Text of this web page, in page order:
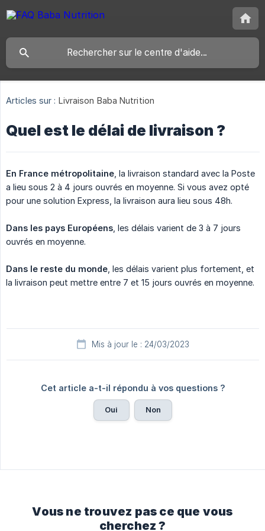
Articles sur : Livraison Baba Nutrition
Quel est le délai de livraison ?
En France métropolitaine , la livraison standard avec la Poste
a lieu sous 2 à 4 jours ouvrés en moyenne. Si vous avez opté
pour une solution Express, la livraison aura lieu sous 48h.
Dans les pays Européens , les délais varient de 3 à 7 jours
ouvrés en moyenne.
Dans le reste du monde , les délais varient plus fortement, et
la livraison peut mettre entre 7 et 15 jours ouvrés en moyenne.
Mis à jour le : 24/03/2023
Cet article a-t-il répondu à vos questions ?
Oui Non
Vous ne trouvez pas ce que vous
cherchez ?